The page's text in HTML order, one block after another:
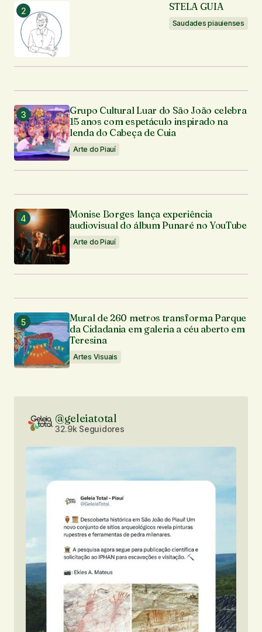
Seu e-mail
Enviar comentário
STELA GUIA
Saudades piauienses
Grupo Cultural Luar do São João celebra
15 anos com espetáculo inspirado na
lenda do Cabeça de Cuia
Arte do Piauí
Monise Borges lança experiência
audiovisual do álbum Punaré no YouTube
Arte do Piauí
Mural de 260 metros transforma Parque
da Cidadania em galeria a céu aberto em
Teresina
Artes Visuais
@geleiatotal
32.9k Seguidores